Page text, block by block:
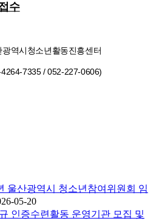
수
광역시청소년활동진흥센터
7335 / 052-227-0606)
울산광역시 청소년참여위원회 임
05-20
인증수련활동 운영기관 모집 및